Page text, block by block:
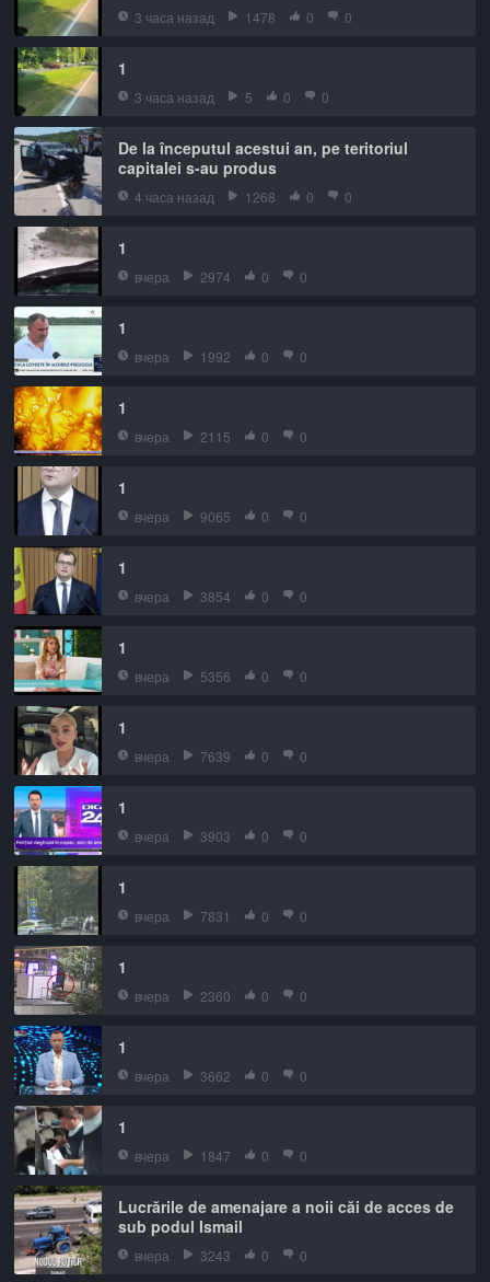
3 часа назад 1478 0 0
1
3 часа назад 5 0 0
De la începutul acestui an, pe teritoriul
capitalei s-au produs
4 часа назад 1268 0 0
1
вчера 2974 0 0
1
вчера 1992 0 0
1
вчера 2115 0 0
1
вчера 9065 0 0
1
вчера 3854 0 0
1
вчера 5356 0 0
1
вчера 7639 0 0
1
вчера 3903 0 0
1
вчера 7831 0 0
1
вчера 2360 0 0
1
вчера 3662 0 0
1
вчера 1847 0 0
Lucrările de amenajare a noii căi de acces de
sub podul Ismail
вчера 3243 0 0